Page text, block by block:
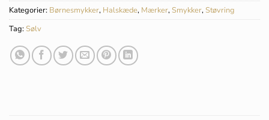
Kategorier: Børnesmykker, Halskæde, Mærker, Smykker, Støvring
Tag: Sølv